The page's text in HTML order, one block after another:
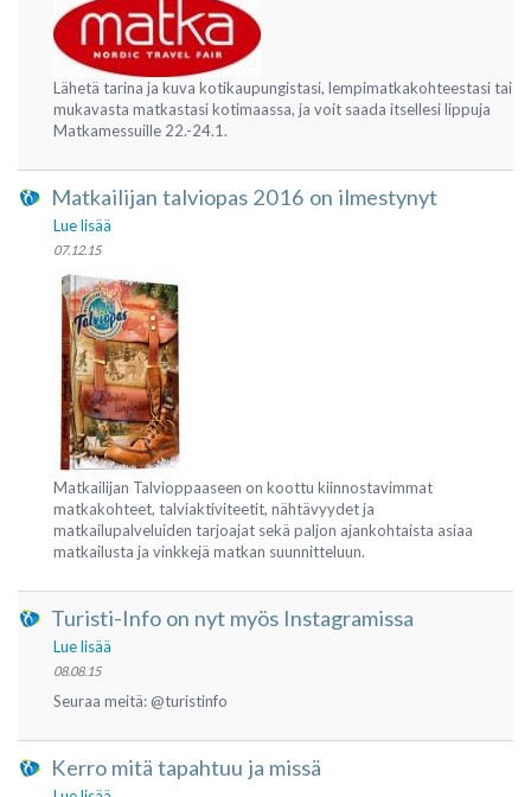
Lähetä tarina ja kuva kotikaupungistasi, lempimatkakohteestasi tai
mukavasta matkastasi kotimaassa, ja voit saada itsellesi lippuja
Matkamessuille 22.-24.1.
Matkailijan talviopas 2016 on ilmestynyt
Lue lisää
07.12.15
Matkailijan Talvioppaaseen on koottu kiinnostavimmat
matkakohteet, talviaktiviteetit, nähtävyydet ja
matkailupalveluiden tarjoajat sekä paljon ajankohtaista asiaa
matkailusta ja vinkkejä matkan suunnitteluun.
Turisti-Info on nyt myös Instagramissa
Lue lisää
08.08.15
Seuraa meitä: @turistinfo
Kerro mitä tapahtuu ja missä